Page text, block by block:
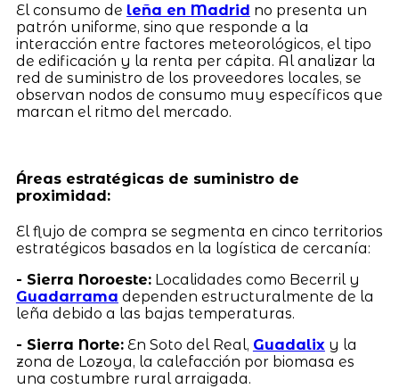
El consumo de leña en Madrid no presenta un
patrón uniforme, sino que responde a la
interacción entre factores meteorológicos, el tipo
de edificación y la renta per cápita. Al analizar la
red de suministro de los proveedores locales, se
observan nodos de consumo muy específicos que
marcan el ritmo del mercado.
Áreas estratégicas de suministro de
proximidad:
El flujo de compra se segmenta en cinco territorios
estratégicos basados en la logística de cercanía:
- Sierra Noroeste:Localidades como Becerril y
Guadarrama dependen estructuralmente de la
leña debido a las bajas temperaturas.
- Sierra Norte:En Soto del Real, Guadalixy la
zona de Lozoya, la calefacción por biomasa es
una costumbre rural arraigada.